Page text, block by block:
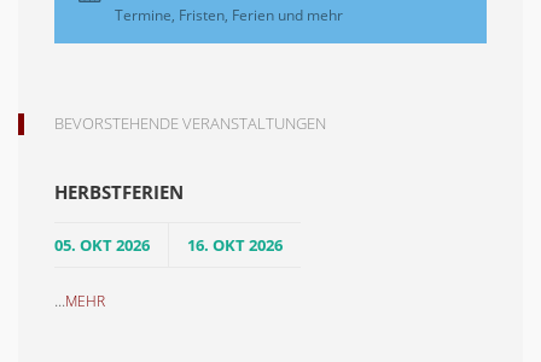
Termine, Fristen, Ferien und mehr
BEVORSTEHENDE VERANSTALTUNGEN
HERBSTFERIEN
05. OKT 2026 16. OKT 2026
...MEHR